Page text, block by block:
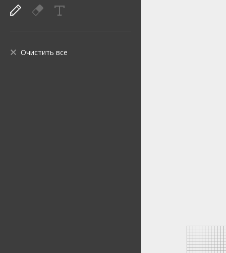
Очистить все